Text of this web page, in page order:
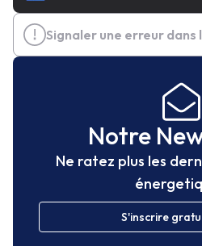
Signaler une erreur dans
Notre
Ne ratez plus les
S'inscrire